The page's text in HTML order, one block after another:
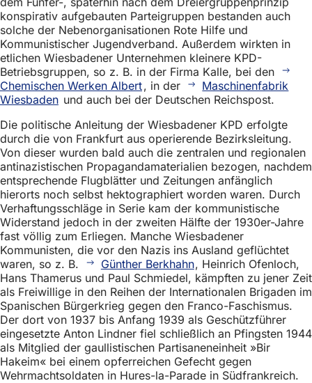
konspirativ aufgebauten Parteigruppen bestanden auch
solche der Nebenorganisationen Rote Hilfe und
Kommunistischer Jugendverband. Außerdem wirkten in
etlichen Wiesbadener Unternehmen kleinere KPD-
Betriebsgruppen, so z. B. in der Firma Kalle, bei den
Chemischen Werken Albert, in der
Maschinenfabrik
Wiesbaden und auch bei der Deutschen Reichspost.
Die politische Anleitung der Wiesbadener KPD erfolgte
durch die von Frankfurt aus operierende Bezirksleitung.
Von dieser wurden bald auch die zentralen und regionalen
antinazistischen Propagandamaterialien bezogen, nachdem
entsprechende Flugblätter und Zeitungen anfänglich
hierorts noch selbst hektographiert worden waren. Durch
Verhaftungsschläge in Serie kam der kommunistische
Widerstand jedoch in der zweiten Hälfte der 1930er-Jahre
fast völlig zum Erliegen. Manche Wiesbadener
Kommunisten, die vor den Nazis ins Ausland geflüchtet
waren, so z. B.
Günther Berkhahn, Heinrich Ofenloch,
Hans Thamerus und Paul Schmiedel, kämpften zu jener Zeit
als Freiwillige in den Reihen der Internationalen Brigaden im
Spanischen Bürgerkrieg gegen den Franco-Faschismus.
Der dort von 1937 bis Anfang 1939 als Geschützführer
eingesetzte Anton Lindner fiel schließlich an Pfingsten 1944
als Mitglied der gaullistischen Partisaneneinheit »Bir
Hakeim« bei einem opferreichen Gefecht gegen
Wehrmachtsoldaten in Hures-la-Parade in Südfrankreich.